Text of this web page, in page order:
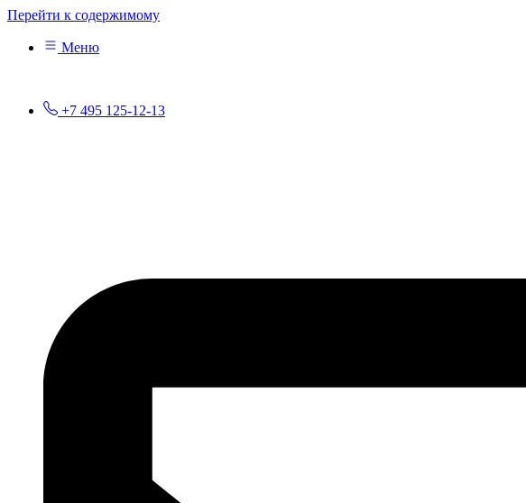
Перейти к содержимому
Меню
+7 495 125-12-13